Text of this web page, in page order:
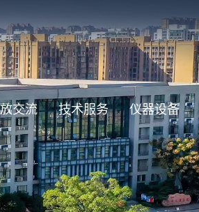
交流 技术服务 仪器设备